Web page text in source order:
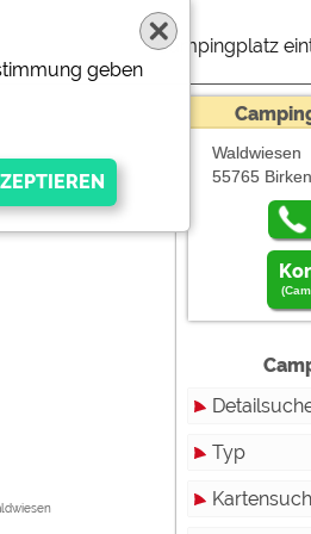
Campingplatz
Waldwiesen
55765
Typ
geben